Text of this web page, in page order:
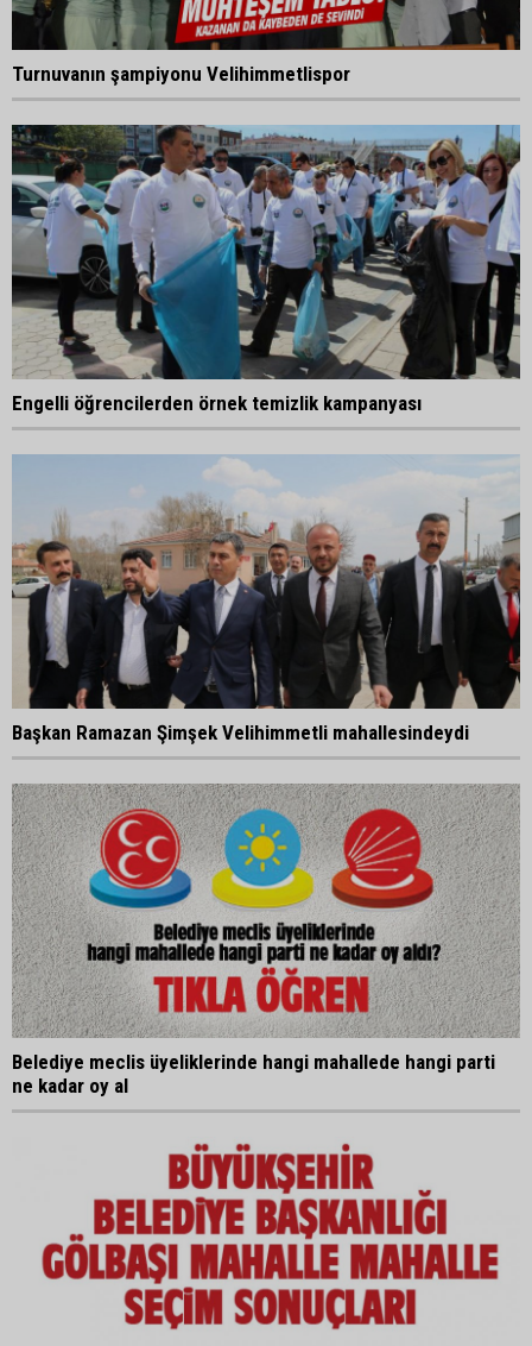
Turnuvanın şampiyonu Velihimmetlispor
Engelli öğrencilerden örnek temizlik kampanyası
Başkan Ramazan Şimşek Velihimmetli mahallesindeydi
Belediye meclis üyeliklerinde hangi mahallede hangi parti
ne kadar oy al